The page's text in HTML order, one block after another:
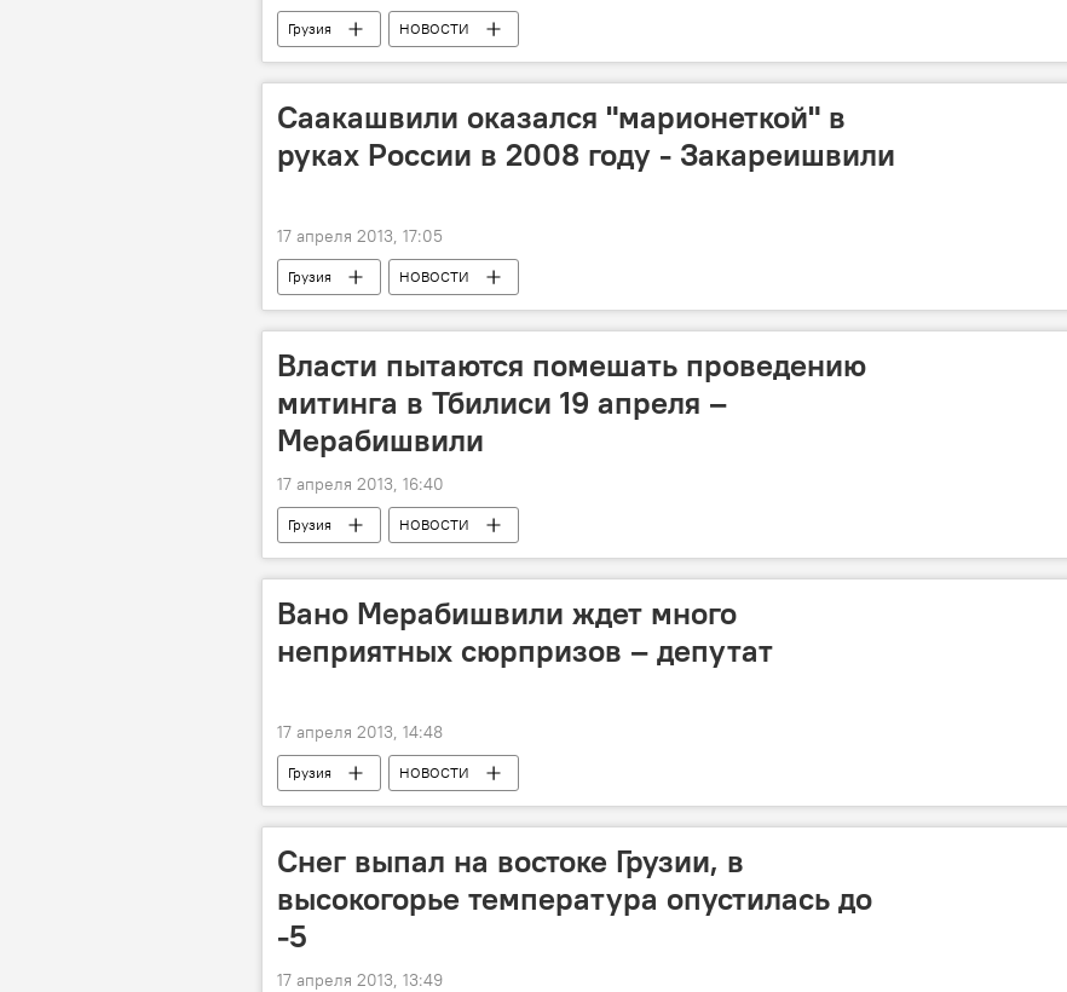
Грузия НОВОСТИ
Саакашвили оказался "марионеткой" в
руках России в 2008 году - Закареишвили
17 апреля 2013, 17:05
Грузия НОВОСТИ
Власти пытаются помешать проведению
митинга в Тбилиси 19 апреля –
Мерабишвили
17 апреля 2013, 16:40
Грузия НОВОСТИ
Вано Мерабишвили ждет много
неприятных сюрпризов – депутат
17 апреля 2013, 14:48
Грузия НОВОСТИ
Снег выпал на востоке Грузии, в
высокогорье температура опустилась до
-5
17 апреля 2013, 13:49